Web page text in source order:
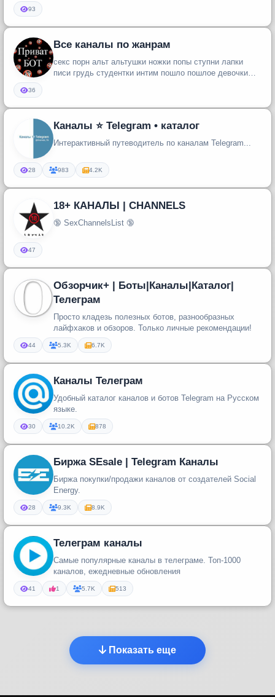
93
Все каналы по жанрам
секс порн альт альтушки ножки попы ступни лапки
писи грудь студентки интим пошло пошлое девочки
36
Каналы ⭐️ Telegram • каталог
Интерактивный путеводитель по каналам Telegram...
28 983 4.2K
18+ КАНАЛЫ | CHANNELS
🔞 SexChannelsList 🔞
47
Обзорчик+ | Боты|Каналы|Каталог|
Телеграм
Просто кладезь полезных ботов, разнообразных
лайфхаков и обзоров. Только личные рекомендации!
44 5.3K 6.7K
Каналы Телеграм
Удобный каталог каналов и ботов Telegram на Русском
языке.
30 10.2K 878
Биржа SEsale | Telegram Каналы
Биржа покупки/продажи каналов от создателей Social
Energy.
28 9.3K 8.9K
Телеграм каналы
Самые популярные каналы в телеграме. Топ-1000
каналов, ежедневные обновления
41 1 5.7K 513
Показать еще